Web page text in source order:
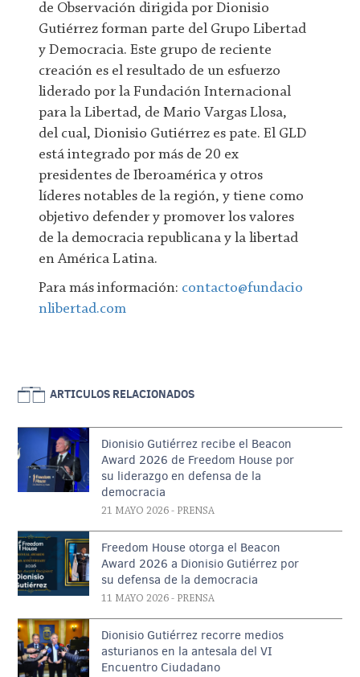
de Observación dirigida por Dionisio
Gutiérrez forman parte del Grupo Libertad
y Democracia. Este grupo de reciente
creación es el resultado de un esfuerzo
liderado por la Fundación Internacional
para la Libertad, de Mario Vargas Llosa,
del cual, Dionisio Gutiérrez es pate. El GLD
está integrado por más de 20 ex
presidentes de Iberoamérica y otros
líderes notables de la región, y tiene como
objetivo defender y promover los valores
de la democracia republicana y la libertad
en América Latina.
Para más información: contacto@fundacio
nlibertad.com
ARTICULOS RELACIONADOS
Dionisio Gutiérrez recibe el Beacon
Award 2026 de Freedom House por
su liderazgo en defensa de la
democracia
21 MAYO 2026 - PRENSA
Freedom House otorga el Beacon
Award 2026 a Dionisio Gutiérrez por
su defensa de la democracia
11 MAYO 2026 - PRENSA
Dionisio Gutiérrez recorre medios
asturianos en la antesala del VI
Encuentro Ciudadano